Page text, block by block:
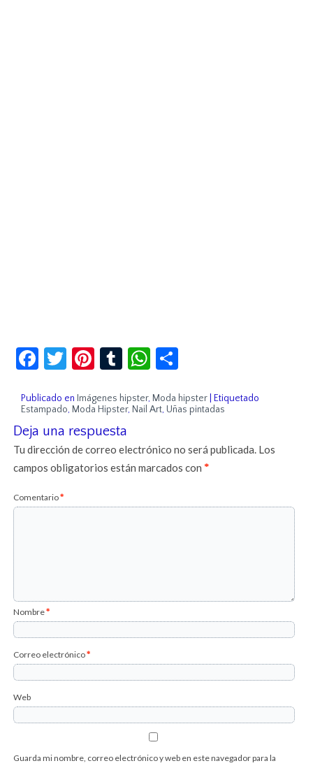
Facebook
Twitter
Pinterest
TumblrWhatsApp
Publicado en Imágenes hipster, Moda hipster
Etiquetado
Estampado, Moda Hipster, Nail Art, Uñas pintadas
Deja una respuesta
Tu dirección de correo electrónico no será publicada. Los
campos obligatorios están marcados con*
Comentario*
Nombre*
Correo electrónico*
Web
Guarda mi nombre, correo electrónico y web en este navegador para la